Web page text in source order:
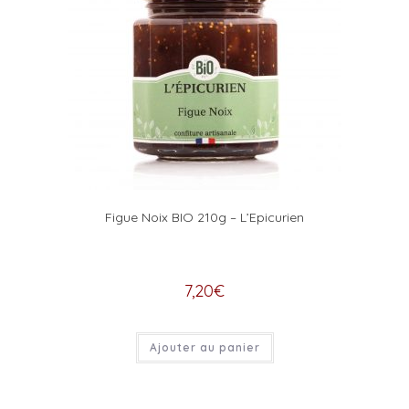
Figue Noix BIO 210g – L’Epicurien
7,20€
Ajouter au panier